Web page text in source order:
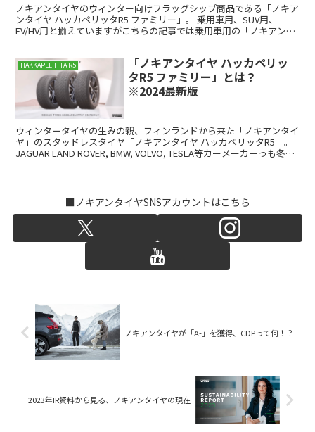
ノキアンタイヤのウィンター向けフラッグシップ商品である「ノキア
ンタイヤ ハッカペリッタR5 ファミリー」。 乗用車用、SUV用、
EV/HV用と揃えていますがこちらの記事では乗用車用の「ノキアンタ
HAKKAPELIITTA R5
「ノキアンタイヤ ハッカペリッ
タR5 ファミリー」とは？
※2024最新版
ウィンタータイヤの生みの親、フィンランドから来た「ノキアンタイ
ヤ」のスタッドレスタイヤ「ノキアンタイヤ ハッカペリッタR5」。
JAGUAR LAND ROVER, BMW, VOLVO, TESLA等カーメーカーっも冬用
■ノキアンタイヤSNSアカウントはこちら
ノキアンタイヤが「A-」を獲得、CDPって何！？
2023年IR資料から見る、ノキアンタイヤの現在